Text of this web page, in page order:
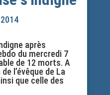
après
du mercredi 7
de 12 morts. A
l’évêque de La
que celle des